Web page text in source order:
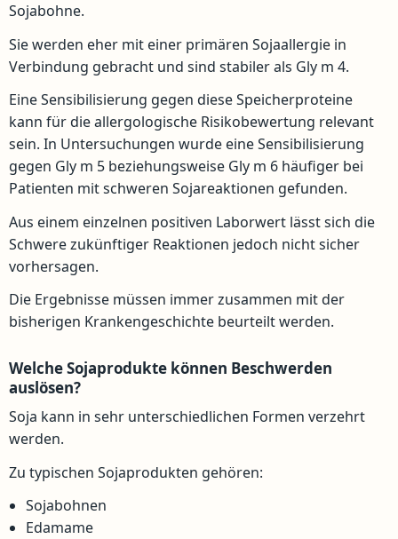
Sojabohne.
Sie werden eher mit einer primären Sojaallergie in
Verbindung gebracht und sind stabiler als Gly m 4.
Eine Sensibilisierung gegen diese Speicherproteine
kann für die allergologische Risikobewertung relevant
sein. In Untersuchungen wurde eine Sensibilisierung
gegen Gly m 5 beziehungsweise Gly m 6 häufiger bei
Patienten mit schweren Sojareaktionen gefunden.
Aus einem einzelnen positiven Laborwert lässt sich die
Schwere zukünftiger Reaktionen jedoch nicht sicher
vorhersagen.
Die Ergebnisse müssen immer zusammen mit der
bisherigen Krankengeschichte beurteilt werden.
Welche Sojaprodukte können Beschwerden
auslösen?
Soja kann in sehr unterschiedlichen Formen verzehrt
werden.
Zu typischen Sojaprodukten gehören:
Sojabohnen
Edamame